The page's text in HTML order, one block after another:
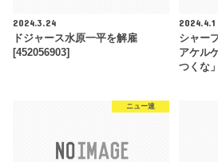
2024.3.24
ドジャース水原一平を解雇
[452056903]
2024.4.1
シャー
アケル
つくな
ニュー速